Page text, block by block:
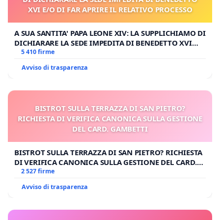
Bergoglio sta relativizzando il Mandato petrino e lo sta
umanizzando e decentrando.
Bergoglio sta appiattendo la Gerarchia apostolica, dal
piano verticale a quello orizzontale umano.
Bergoglio relativizza l'OGGETTIVO concetto cattolico
stesso di Bene e male e di Divinità.
Bergoglio sta eretizzando i DOGMI infallibili.
specchi acrobatiche poi i Media e il Vaticano e i
"normalisti" cercano di giustificare.
Bergoglio fa il gioco della
il gioco del cattivo ecumenismo.
Bergoglio è pedina VICENTE della
XVI E/O DI FAR APRIRE IL RELATIVO PROCESSO
A SUA SANTITA' PAPA LEONE XIV: LA SUPPLICHIAMO DI
DICHIARARE LA SEDE IMPEDITA DI BENEDETTO XVI
E/O DI FAR APRIRE IL RELATIVO PROCESSO
5 410 firme
Avviso di trasparenza
BISTROT SULLA TERRAZZA DI SAN PIETRO?
RICHIESTA DI VERIFICA CANONICA SULLA GESTIONE
DEL CARD. GAMBETTI
BISTROT SULLA TERRAZZA DI SAN PIETRO? RICHIESTA
DI VERIFICA CANONICA SULLA GESTIONE DEL CARD.
GAMBETTI
2 527 firme
Avviso di trasparenza